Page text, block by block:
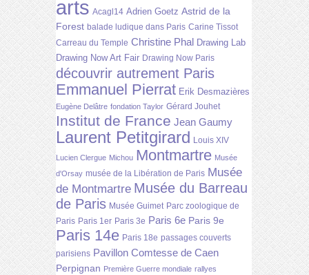
arts Acagl14 Adrien Goetz Astrid de la
Forest balade ludique dans Paris Carine Tissot
Carreau du Temple Christine Phal Drawing Lab
Drawing Now Art Fair Drawing Now Paris
découvrir autrement Paris
Emmanuel Pierrat Erik Desmazières
Eugène Delâtre fondation Taylor Gérard Jouhet
Institut de France Jean Gaumy
Laurent Petitgirard Louis XIV
Lucien Clergue Michou Montmartre Musée
d'Orsay musée de la Libération de Paris Musée
de Montmartre Musée du Barreau
de Paris Musée Guimet Parc zoologique de
Paris Paris 1er Paris 3e Paris 6e Paris 9e
Paris 14e Paris 18e passages couverts
parisiens Pavillon Comtesse de Caen
Perpignan Première Guerre mondiale rallyes